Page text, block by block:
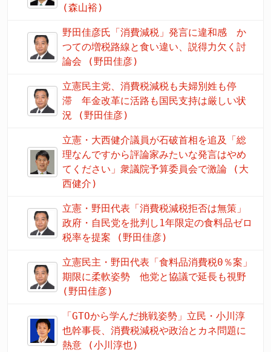
(森山裕)
野田佳彦氏「消費減税」発言に違和感 か
つての増税路線と食い違い、説得力欠く討
論会 (野田佳彦)
立憲民主党、消費税減税も夫婦別姓も停
滞 年金改革に活路も国民支持は厳しい状
況 (野田佳彦)
立憲・大西健介議員が石破首相を追及「総
理なんですから評論家みたいな発言はやめ
てください」衆議院予算委員会で激論 (大
西健介)
立憲・野田代表「消費税減税拒否は無策」
政府・自民党を批判し1年限定の食料品ゼロ
税率を提案 (野田佳彦)
立憲民主・野田代表「食料品消費税0％案」
期限に柔軟姿勢 他党と協議で延長も視野
(野田佳彦)
「GTOから学んだ挑戦姿勢」立民・小川淳
也幹事長、消費税減税や政治とカネ問題に
熱意 (小川淳也)